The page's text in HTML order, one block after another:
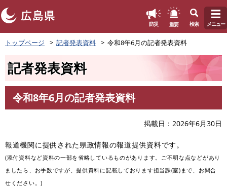
ペ
ー
頭
す
防災 重要 検索 メニュー
トップページ 記者発表資料 令和8年6月の記者発表資料
記者発表資料
文
令和8年6月の記者発表資料
掲載日 2026年6月30日
報道機関に提供された県政情報の報道提供資料です。
(添付資料など資料の一部を省略しているものがあります。ご不明な点などがあり
ましたら、お手数ですが、提供資料に記載しております担当課(室)まで、お問合
せください。)